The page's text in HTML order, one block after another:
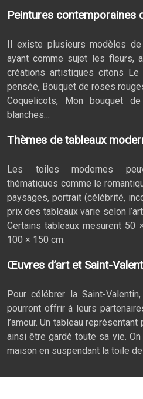
Peintures contemporaines
Il existe plusieurs modèles de
ayant comme sujet les fleurs,
créations artistiques citons
pensée, Bouquet de roses
Coquelicots, Mon bouquet
blanches…
Thèmes de tableaux
Les toiles modernes
thématiques comme le
paysages, portrait (célébrité,
prix des tableaux varie selon
Certains tableaux mesurent 50
100 × 150 cm.
Œuvres d’art et Saint-
Pour célébrer la Saint-
pourront offrir à leurs
l’amour. Un tableau
ainsi être gardé toute sa vie.
maison en suspendant la toile